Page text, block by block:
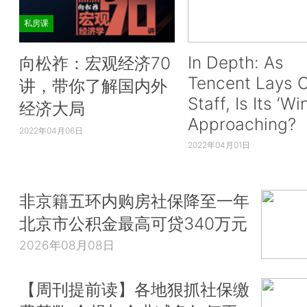
私房课
向松祚：宏观经济70
讲，带你了解国内外
经济大局
2022年04月06日
In Depth: As
Tencent Lays
Staff, Is Its
Approaching?
2022年04月01日
非京籍五环内购房社保降至一年
北京市公积金最高可贷340万元
2026年08月08日
【周刊提前读】各地狠抓社保缴